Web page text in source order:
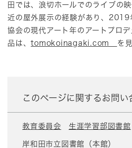
田では、浪切ホールでのライブの
近の屋外展示の経験があり、2019
協会の現代アート年のアートプロ
品は、tomokoinagaki.com を
このページに関するお問い
教育委員会 生涯学習部図書館
岸和田市立図書館（本館）